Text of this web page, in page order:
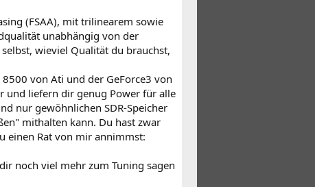
(FSAA), mit trilinearem sowie
unabhängig von der
wieviel Qualität du brauchst,
von Ati und der GeForce3 von
und liefern dir genug Power für alle
nur gewöhnlichen SDR-Speicher
mithalten kann. Du hast zwar
einen Rat von mir annimmst:
noch viel mehr zum Tuning sagen